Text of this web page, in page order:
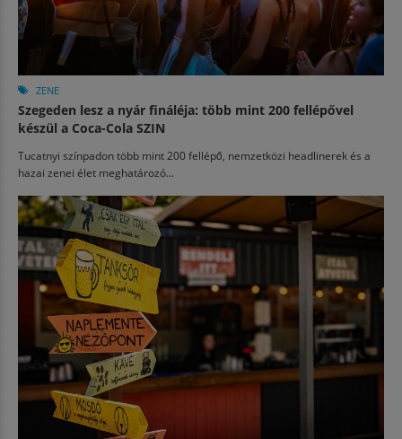
ZENE
Szegeden lesz a nyár fináléja: több mint 200 fellépővel
készül a Coca-Cola SZIN
Tucatnyi színpadon több mint 200 fellépő, nemzetközi headlinerek és a
hazai zenei élet meghatározó...